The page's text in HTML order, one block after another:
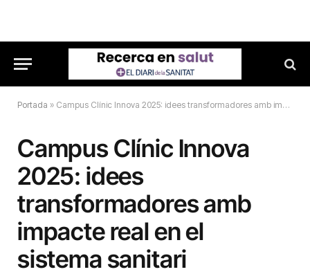
Portada » Campus Clínic Innova 2025: idees transformadores amb impacte real en el sistema sanitari
Campus Clínic Innova
2025: idees
transformadores amb
impacte real en el
sistema sanitari